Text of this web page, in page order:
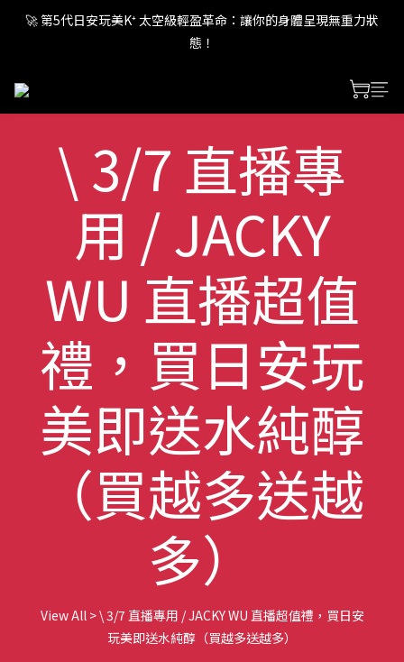
🚀 第5代日安玩美K⁺ 太空級輕盈革命：讓你的身體呈現無重力狀
態！
🚀 第5代日安玩美K⁺ 太空級輕盈革命：讓你的身體呈現無重力狀
態！
🚀 第5代日安玩美K⁺ 太空級輕盈革命：讓你的身體呈現無重力狀
\ 3/7 直播專
用 / JACKY
WU 直播超值
禮，買日安玩
美即送水純醇
（買越多送越
多）
View All>\ 3/7 直播專用 / JACKY WU 直播超值禮，買日安
玩美即送水純醇（買越多送越多）